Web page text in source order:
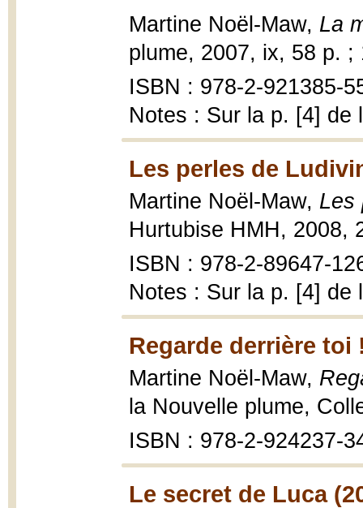
Martine Noël-Maw, La
plume, 2007, ix, 58 p. ;
ISBN : 978-2-921385-
Notes : Sur la p. [4] de
Les perles de
Martine Noël-Maw, Les
Hurtubise HMH, 2008,
ISBN : 978-2-89647-
Notes : Sur la p. [4] de
Regarde derrière toi
Martine Noël-Maw,
la Nouvelle plume,
ISBN : 978-2-924237-
Le secret de Luca